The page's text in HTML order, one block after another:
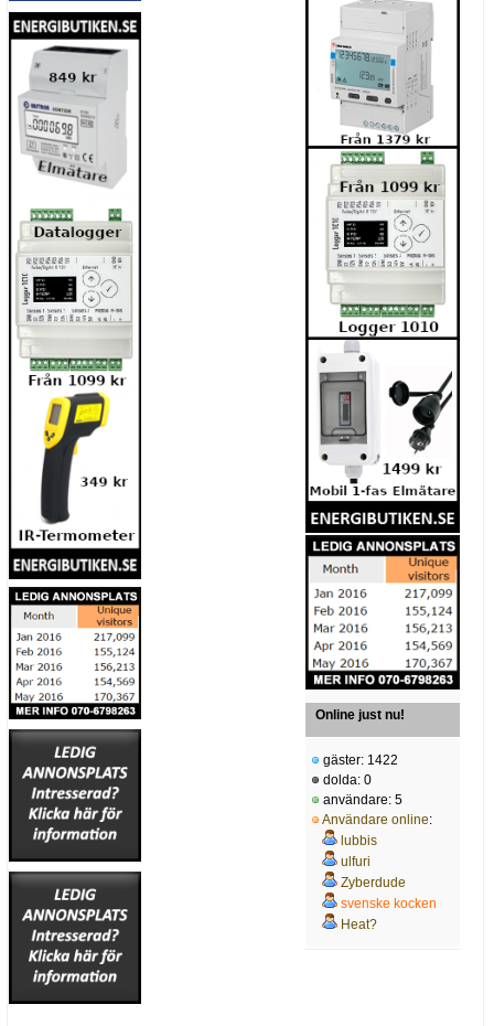
Online just nu!
gäster: 1422
dolda: 0
användare: 5
Användare online:
lubbis
ulfuri
Zyberdude
svenske kocken
Heat?